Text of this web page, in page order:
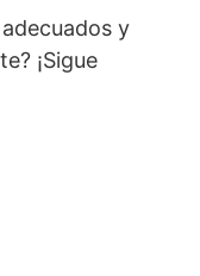
y
¡Sigue